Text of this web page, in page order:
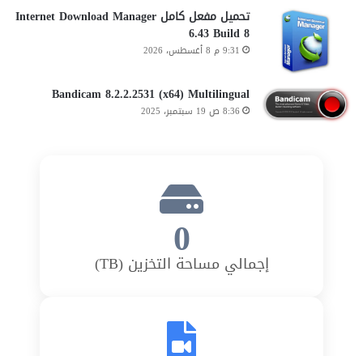
تحميل مفعل كامل Internet Download Manager
6.43 Build 8
9:31 م 8 أغسطس، 2026
Bandicam 8.2.2.2531 (x64) Multilingual
8:36 ص 19 سبتمبر، 2025
0
إجمالي مساحة التخزين (TB)